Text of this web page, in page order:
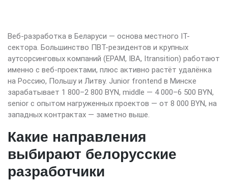
Веб-разработка в Беларуси — основа местного IT-
сектора. Большинство ПВТ-резидентов и крупных
аутсорсинговых компаний (EPAM, IBA, Itransition) работают
именно с веб-проектами, плюс активно растёт удалёнка
на Россию, Польшу и Литву. Junior frontend в Минске
зарабатывает 1 800–2 800 BYN, middle — 4 000–6 500 BYN,
senior с опытом нагруженных проектов — от 8 000 BYN, на
западных контрактах — заметно выше.
Какие направления
выбирают белорусские
разработчики